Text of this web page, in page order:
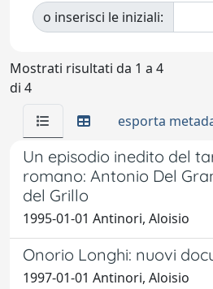
o inserisci le iniziali:
Mostrati risultati da 1 a 4
di 4
esporta
Un episodio inedito del
romano: Antonio Del
del Grillo
1995-01-01 Antinori, Aloisio
Onorio Longhi: nuovi
1997-01-01 Antinori, Aloisio